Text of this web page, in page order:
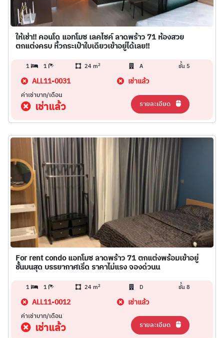
ให้เช่า!! คอนโด แอทโมซ เลคไซค์ ลาดพร้าว 71 ห้องสวย
ตกแต่งครบ หิ้วกระเป๋าใบเดียวเข้าอยู่ได้เลย!!
1 1 24 m2 A ชั้น 5
ALL11-0031 เช่าแล้ว
ค่าเช่าบาท/เดือน
เช่าแล้ว รายละเอียด
For rent condo แอทโมซ ลาดพร้าว 71 ตกแต่งพร้อมเข้าอยู่
ชั้นบนสุด บรรยากาศเริ่ด ราคาไม่แรง จองด่วนน
1 1 24 m2 D ชั้น 8
ALL11-0012 เช่าแล้ว
ค่าเช่าบาท/เดือน
เช่าแล้ว รายละเอียด